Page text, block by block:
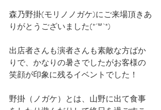
森乃野掛(モリノノガケ)にご来場頂きあ
りがとうございました(*´꒳`*) ﻿
出店者さんも演者さんも素敵な方ばか
りで、﻿かなりの暑さでしたがお客様の
笑顔が印象に残るイベントでした！﻿
野掛（ノガケ）とは、山野に出て食事